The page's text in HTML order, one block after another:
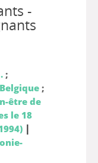
-
;
;
être de
le 18
|